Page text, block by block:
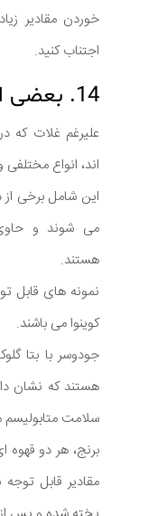
خوردن مقادیر
اجتناب کنید.
14. بعضی از دانه های کامل
علیرغم غلات که
اند، انواع
این شامل برخی از
می شوند و حاوی
هستند.
نمونه های قابل
کوینوا می باشند.
جودوسر با بتا
هستند که نشان
سلامت
برنج، هر دو
مقادیر قابل